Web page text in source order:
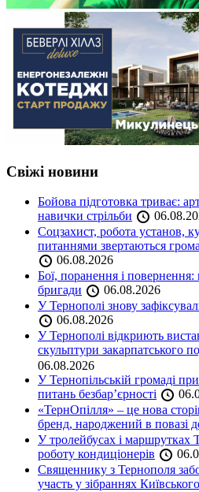
Свіжі новини
Бойова підготовка триває:
навички стрільби
Соцзахист, робота установ,
питаннями звертаються
06.08.2026
Бої, поранення і повернення:
бригади
06.08.2026
У Тернополі знову
06.08.2026
У Тернополі відкриють
скульптури закарпатського
06.08.2026
У Тернопільській громаді
питань безбар’єрності
«ТернОпілля» – це нова
бренд, народжений в повазі
У тролейбусах і маршрутках
роботу кондиціонерів
Священнику з Тернополя
участь у зібраннях